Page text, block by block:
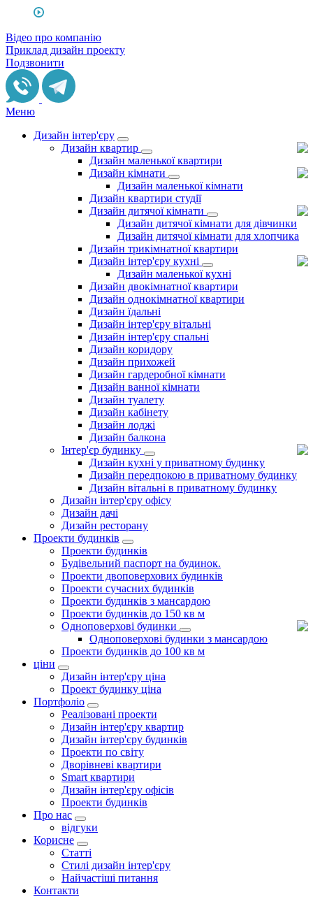
Відео про компанію
Приклад дизайн проекту
Подзвонити
Меню
Дизайн інтер'єру
Дизайн квартир
Дизайн маленької квартири
Дизайн кімнати
Дизайн маленької кімнати
Дизайн квартири студії
Дизайн дитячої кімнати
Дизайн дитячої кімнати для дівчинки
Дизайн дитячої кімнати для хлопчика
Дизайн трикімнатної квартири
Дизайн інтер'єру кухні
Дизайн маленької кухні
Дизайн двокімнатної квартири
Дизайн однокімнатної квартири
Дизайн їдальні
Дизайн інтер'єру вітальні
Дизайн інтер'єру спальні
Дизайн коридору
Дизайн прихожей
Дизайн гардеробної кімнати
Дизайн ванної кімнати
Дизайн туалету
Дизайн кабінету
Дизайн лоджі
Дизайн балкона
Інтер'єр будинку
Дизайн кухні у приватному будинку
Дизайн передпокою в приватному будинку
Дизайн вітальні в приватному будинку
Дизайн інтер'єру офісу
Дизайн дачі
Дизайн ресторану
Проекти будинків
Проекти будинків
Будівельний паспорт на будинок.
Проекти двоповерхових будинків
Проекти сучасних будинків
Проекти будинків з мансардою
Проекти будинків до 150 кв м
Одноповерхові будинки
Одноповерхові будинки з мансардою
Проекти будинків до 100 кв м
ціни
Дизайн інтер'єру ціна
Проект будинку ціна
Портфоліо
Реалізовані проекти
Дизайн інтер'єру квартир
Дизайн інтер'єру будинків
Проекти по світу
Дворівневі квартири
Smart квартири
Дизайн інтер'єру офісів
Проекти будинків
Про нас
відгуки
Корисне
Статті
Cтилі дизайн інтер'єру
Найчастіші питання
Контакти